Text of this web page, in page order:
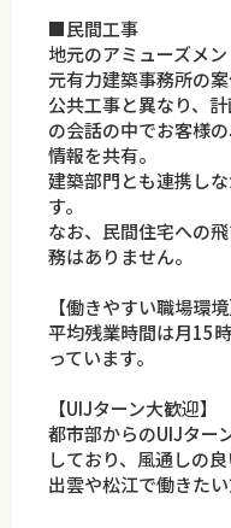
■民間工事
地元のアミューズメ
元有力建築事務所の
公共工事と異なり、
の会話の中でお客様
情報を共有。
建築部門とも連携し
す。
なお、民間住宅への
務はありません。
【働きやすい職場環境
平均残業時間は月15
っています。
【UIJターン大歓迎】
都市部からのUIJター
しており、風通しの
出雲や松江で働きた